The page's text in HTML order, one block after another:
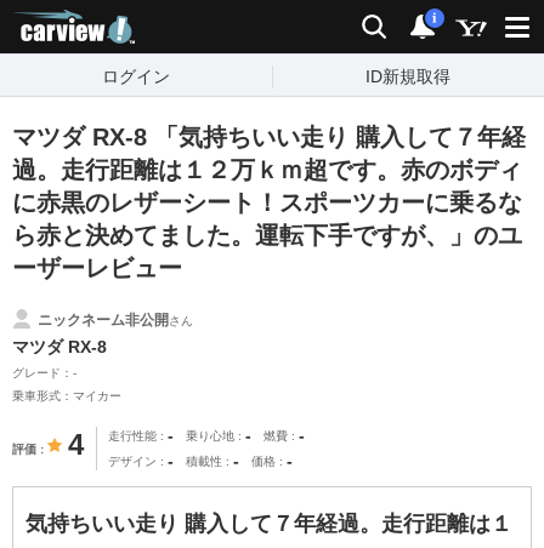
検索 通知
i
ログイン ID新規取得
マツダ RX-8 「気持ちいい走り 購入して７年経
過。走行距離は１２万ｋｍ超です。赤のボディ
に赤黒のレザーシート！スポーツカーに乗るな
ら赤と決めてました。運転下手ですが、」のユ
ーザーレビュー
ニックネーム非公開さん
マツダ RX-8
グレード：-
乗車形式：マイカー
評価 4 走行性能 - 乗り心地 - 燃費 -
デザイン - 積載性 - 価格 -
気持ちいい走り 購入して７年経過。走行距離は１